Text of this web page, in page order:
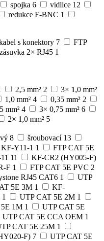
spojka 6 vidlice 12
redukce F-BNC 1
s konektory 7
FTP
2× RJ45 1
2,5 mm² 2
3× 1,0 mm²
1,0 mm² 4 0,35 mm² 2
mm² 4 3× 0,75 mm² 6
2× 1,0 mm² 5
8 šroubovací 13
KF-Y11-1 1
FTP CAT 5E
11
KF-CR2 (HY005-F)
F 1 FTP CAT 5E PVC 2
RJ45 CAT6 1
UTP
5E 3M 1
KF-
1 UTP CAT 5E 2M 1
1M 1
UTP CAT 5E
UTP CAT 5E CCA OEM 1
CAT 5E 25M 1
F) 7
UTP CAT 5E